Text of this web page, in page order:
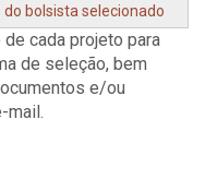
bolsista selecionado
cada projeto para
de seleção, bem
e/ou
mail.